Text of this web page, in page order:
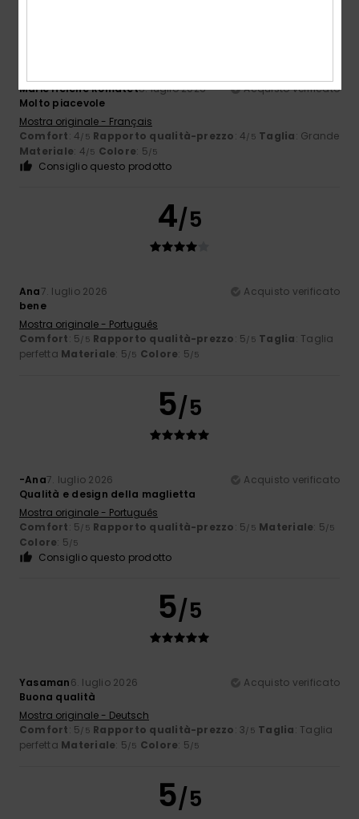
Marie Hélène Romatet8. luglio 2026
Acquisto verificato
Molto piacevole
Mostra originale - Français
Comfort: 4/5 Rapporto qualità-prezzo: 4/5 Taglia: Grande
Materiale: 4/5 Colore: 5/5
Consiglio questo prodotto
4/5
Ana7. luglio 2026
Acquisto verificato
bene
Mostra originale - Português
Comfort: 5/5 Rapporto qualità-prezzo: 5/5 Taglia: Taglia
perfetta Materiale: 5/5 Colore: 5/5
5/5
-Ana7. luglio 2026
Acquisto verificato
Qualità e design della maglietta
Mostra originale - Português
Comfort: 5/5 Rapporto qualità-prezzo: 5/5 Materiale: 5/5
Colore: 5/5
Consiglio questo prodotto
5/5
Yasaman6. luglio 2026
Acquisto verificato
Buona qualità
Mostra originale - Deutsch
Comfort: 5/5 Rapporto qualità-prezzo: 3/5 Taglia: Taglia
perfetta Materiale: 5/5 Colore: 5/5
5/5